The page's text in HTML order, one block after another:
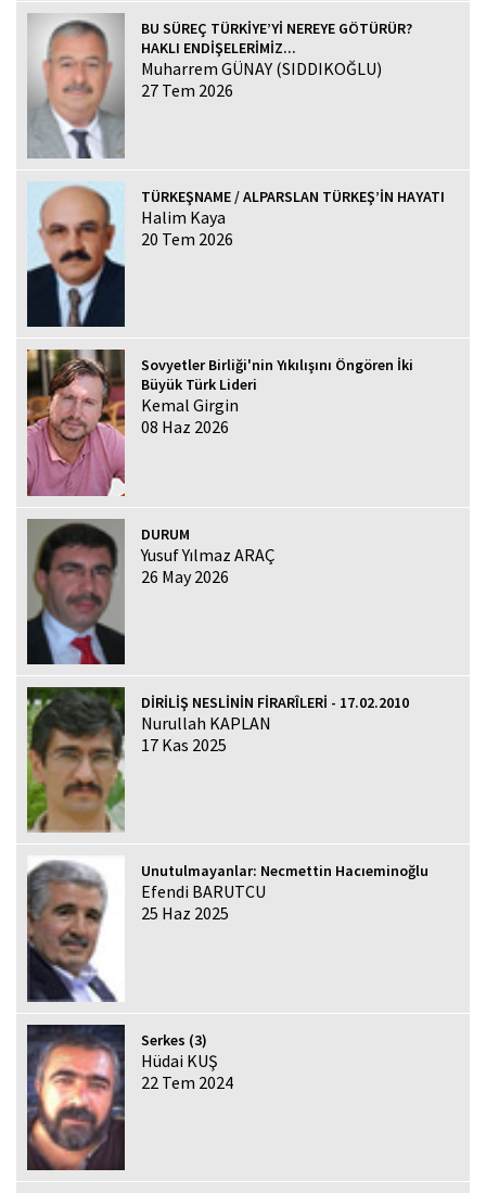
BU SÜREÇ TÜRKİYE’Yİ NEREYE GÖTÜRÜR?
HAKLI ENDİŞELERİMİZ...
Muharrem GÜNAY (SIDDIKOĞLU)
27 Tem 2026
TÜRKEŞNAME / ALPARSLAN TÜRKEŞ’İN HAYATI
Halim Kaya
20 Tem 2026
Sovyetler Birliği'nin Yıkılışını Öngören İki
Büyük Türk Lideri
Kemal Girgin
08 Haz 2026
DURUM
Yusuf Yılmaz ARAÇ
26 May 2026
DİRİLİŞ NESLİNİN FİRARÎLERİ - 17.02.2010
Nurullah KAPLAN
17 Kas 2025
Unutulmayanlar: Necmettin Hacıeminoğlu
Efendi BARUTCU
25 Haz 2025
Serkes (3)
Hüdai KUŞ
22 Tem 2024